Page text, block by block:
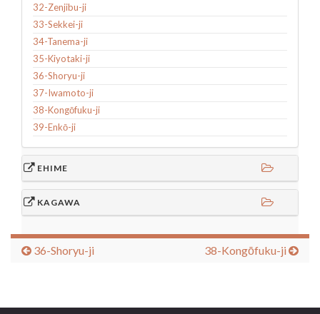
32-Zenjibu-ji
33-Sekkei-ji
34-Tanema-ji
35-Kiyotaki-ji
36-Shoryu-ji
37-Iwamoto-ji
38-Kongōfuku-ji
39-Enkō-ji
EHIME
KAGAWA
36-Shoryu-ji 38-Kongōfuku-ji